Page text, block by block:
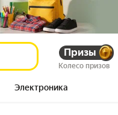
Призы
Колесо призов
Электроника
293 111сум –26%